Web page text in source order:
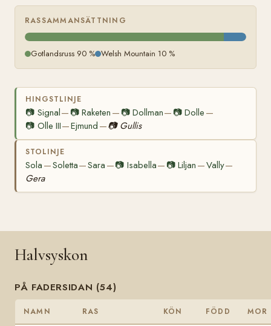
RASSAMMANSÄTTNING
Gotlandsruss 90 % Welsh Mountain 10 %
HINGSTLINJE
📷 Signal— 📷Raketen — 📷 Dollman— 📷 Dolle —
📷 Olle III—Ejmund —📷 Gullis
STOLINJE
Sola —Soletta—Sara —📷 Isabella— 📷Liljan —Vally—
Gera
Halvsyskon
PÅ FADERSIDAN (54)
NAMN RAS KÖN FÖDD MOR